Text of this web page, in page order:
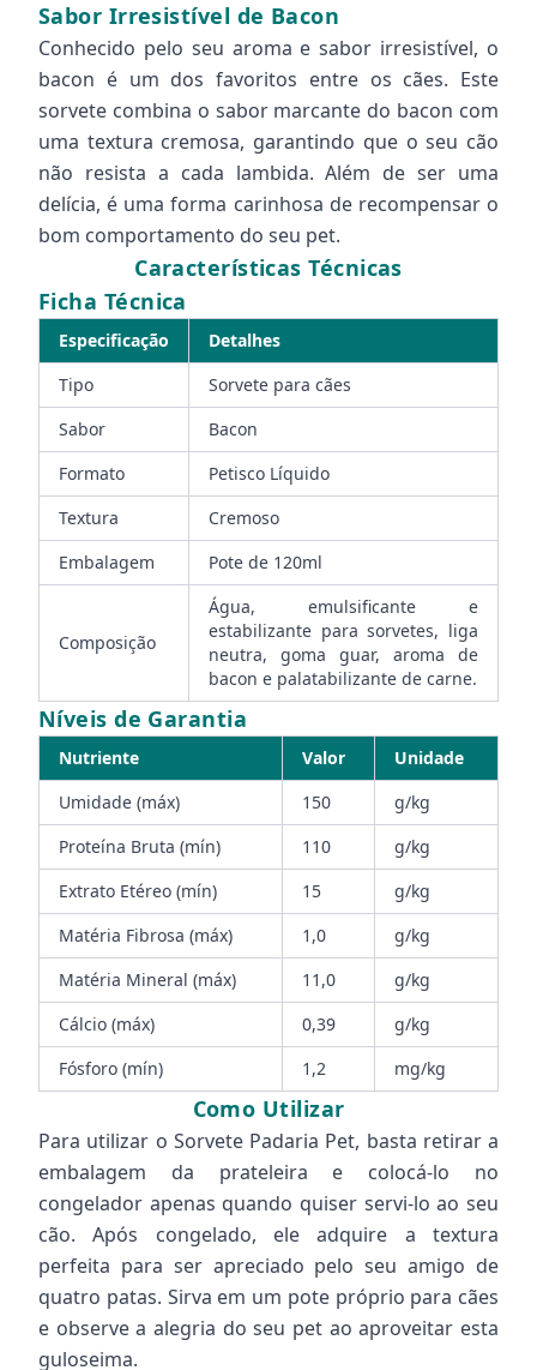
Sabor Irresistível de Bacon
Conhecido pelo seu aroma e sabor irresistível, o
bacon é um dos favoritos entre os cães. Este
sorvete combina o sabor marcante do bacon com
uma textura cremosa, garantindo que o seu cão
não resista a cada lambida. Além de ser uma
delícia, é uma forma carinhosa de recompensar o
bom comportamento do seu pet.
Características Técnicas
Ficha Técnica
Especificação
Detalhes
Tipo
Sorvete para cães
Sabor
Bacon
Formato
Petisco Líquido
Textura
Cremoso
Embalagem
Pote de 120ml
Composição
Água, emulsificante e
estabilizante para sorvetes, liga
neutra, goma guar, aroma de
bacon e palatabilizante de carne.
Níveis de Garantia
Nutriente Valor
Unidade
Umidade (máx)
150
g/kg
Proteína Bruta (mín)
110
g/kg
Extrato Etéreo (mín)
15
g/kg
Matéria Fibrosa (máx)
1,0
g/kg
Matéria Mineral (máx)
11,0
g/kg
Cálcio (máx)
0,39
g/kg
Fósforo (mín)
1,2 mg/kg
Como Utilizar
Para utilizar o Sorvete Padaria Pet, basta retirar a
embalagem da prateleira e colocá-lo no
congelador apenas quando quiser servi-lo ao seu
cão. Após congelado, ele adquire a textura
perfeita para ser apreciado pelo seu amigo de
quatro patas. Sirva em um pote próprio para cães
e observe a alegria do seu pet ao aproveitar esta
guloseima.